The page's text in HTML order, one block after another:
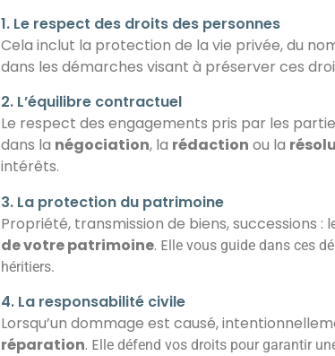
1. Le respect des droits des personnes
Cela inclut la protection de la vie privée, du
dans les démarches visant à préserver ces
2. L’équilibre contractuel
Le respect des engagements pris par les
dans la négociation, la rédaction ou la
intérêts.
3. La protection du patrimoine
Propriété, transmission de biens, successions
de votre patrimoine. Elle vous guide dans ces
héritiers.
4. La responsabilité civile
Lorsqu’un dommage est causé,
réparation. Elle défend vos droits pour garantir